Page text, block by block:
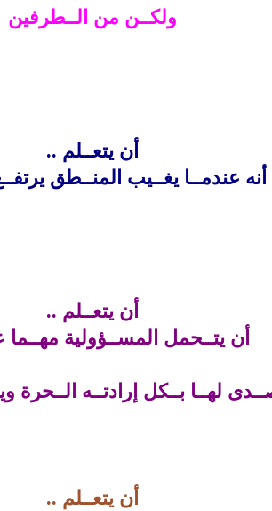
ولكــن من الــطرفين
أن يتعــلم ..
أنه عندمــا يغــيب المنــطق
أن يتعــلم ..
أن يتــحمل المســؤولية
لهــا بــكل إرادتــه الــحرة
أن يتعــلم ..